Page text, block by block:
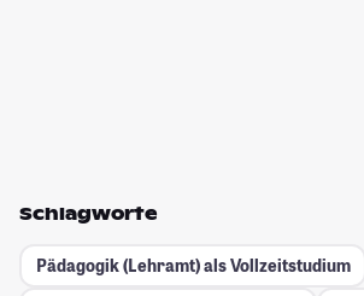
Schlagworte
Pädagogik (Lehramt) als Vollzeitstudium